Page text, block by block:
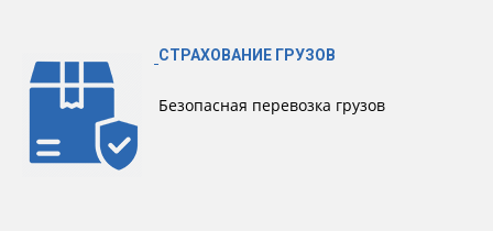
СТРАХОВАНИЕ ГРУЗОВ
Безопасная перевозка грузов